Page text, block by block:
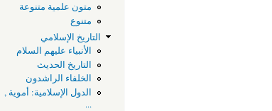
متون علمية متنوعة
متنوع
التاريخ الإسلامي
الأنبياء عليهم السلام
التاريخ الحديث
الخلفاء الراشدون
الدول الإسلامية: أموية ,
...